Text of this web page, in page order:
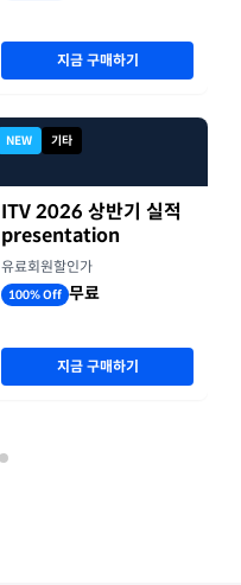
지금 구매하기
NEW 기타
ITV 2026 상반기 실적
presentation
유료회원할인가
100% Off 무료
지금 구매하기